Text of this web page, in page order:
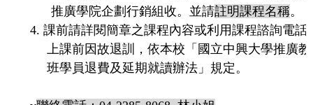
推廣學院企劃行銷組收。 並請註明課程名稱。
4. 課前請詳閱簡章之課程內容或利用課程諮詢電話
上課前因故退訓，依本校「國立中興大學推廣
班學員退費及延期就讀辦法」規定。